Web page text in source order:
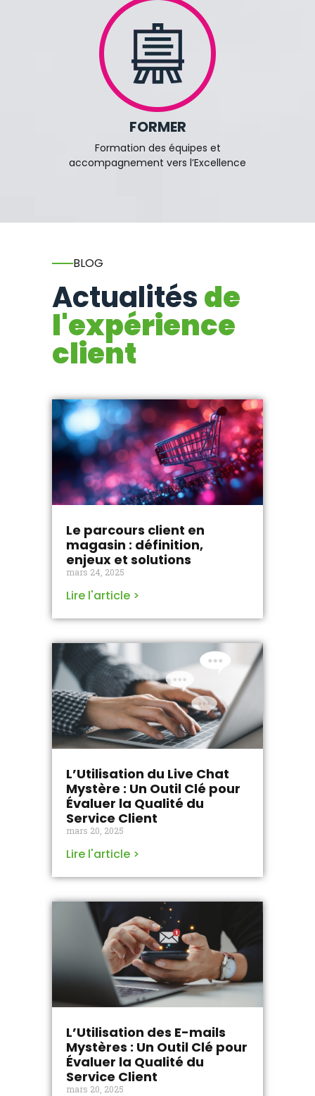
FORMER
Formation des équipes et
accompagnement vers l’Excellence
BLOG
Actualitésde
l'expérience
client
Le parcours client en
magasin : définition,
enjeux et solutions
mars 24, 2025
Lire l'article >
L’Utilisation du Live Chat
Mystère : Un Outil Clé pour
Évaluer la Qualité du
Service Client
mars 20, 2025
Lire l'article >
L’Utilisation des E-mails
Mystères : Un Outil Clé pour
Évaluer la Qualité du
Service Client
mars 20, 2025